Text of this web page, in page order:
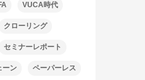
VUCA時代
クローリング
セミナーレポート
ーン ペーパーレス